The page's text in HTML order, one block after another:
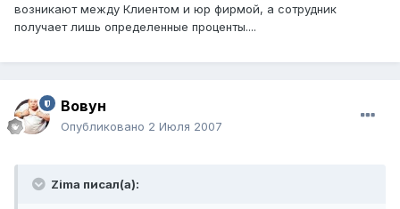
возникают между Клиентом и юр фирмой, а сотрудник
получает лишь определенные проценты....
Вовун
Опубликовано 2 Июля 2007
Zima писал(а):